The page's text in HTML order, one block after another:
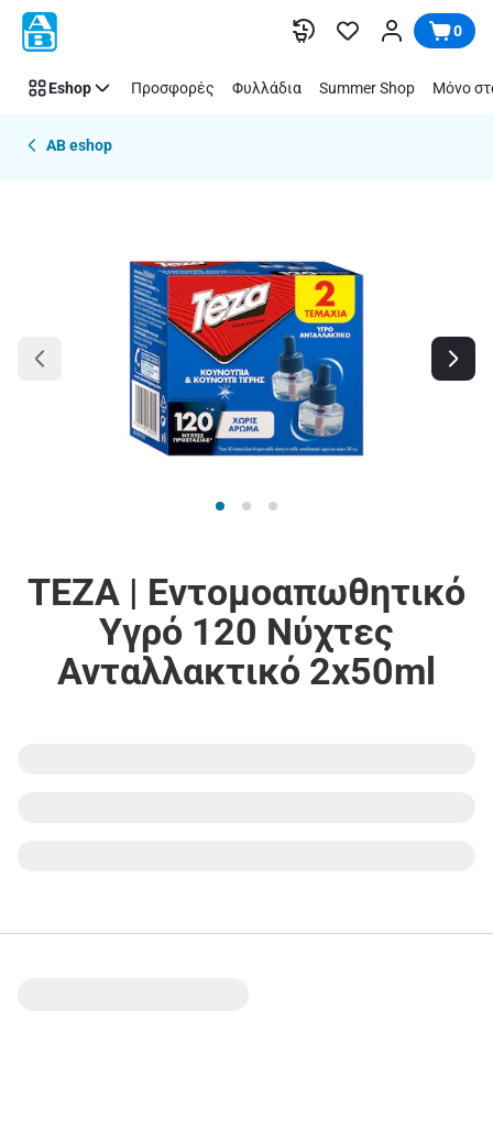
Παράλειψη 0
Eshop Προσφορές Φυλλάδια Summer Shop Μόνο
AB eshop
TEZA | Εντομοαπωθητικό
Υγρό 120 Nύχτες
Ανταλλακτικό 2x50ml